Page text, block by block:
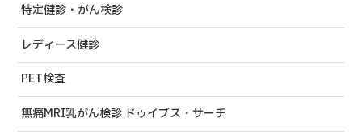
特定健診・がん検診
レディース健診
PET検査
無痛MRI乳がん検診 ドゥイブス・サーチ